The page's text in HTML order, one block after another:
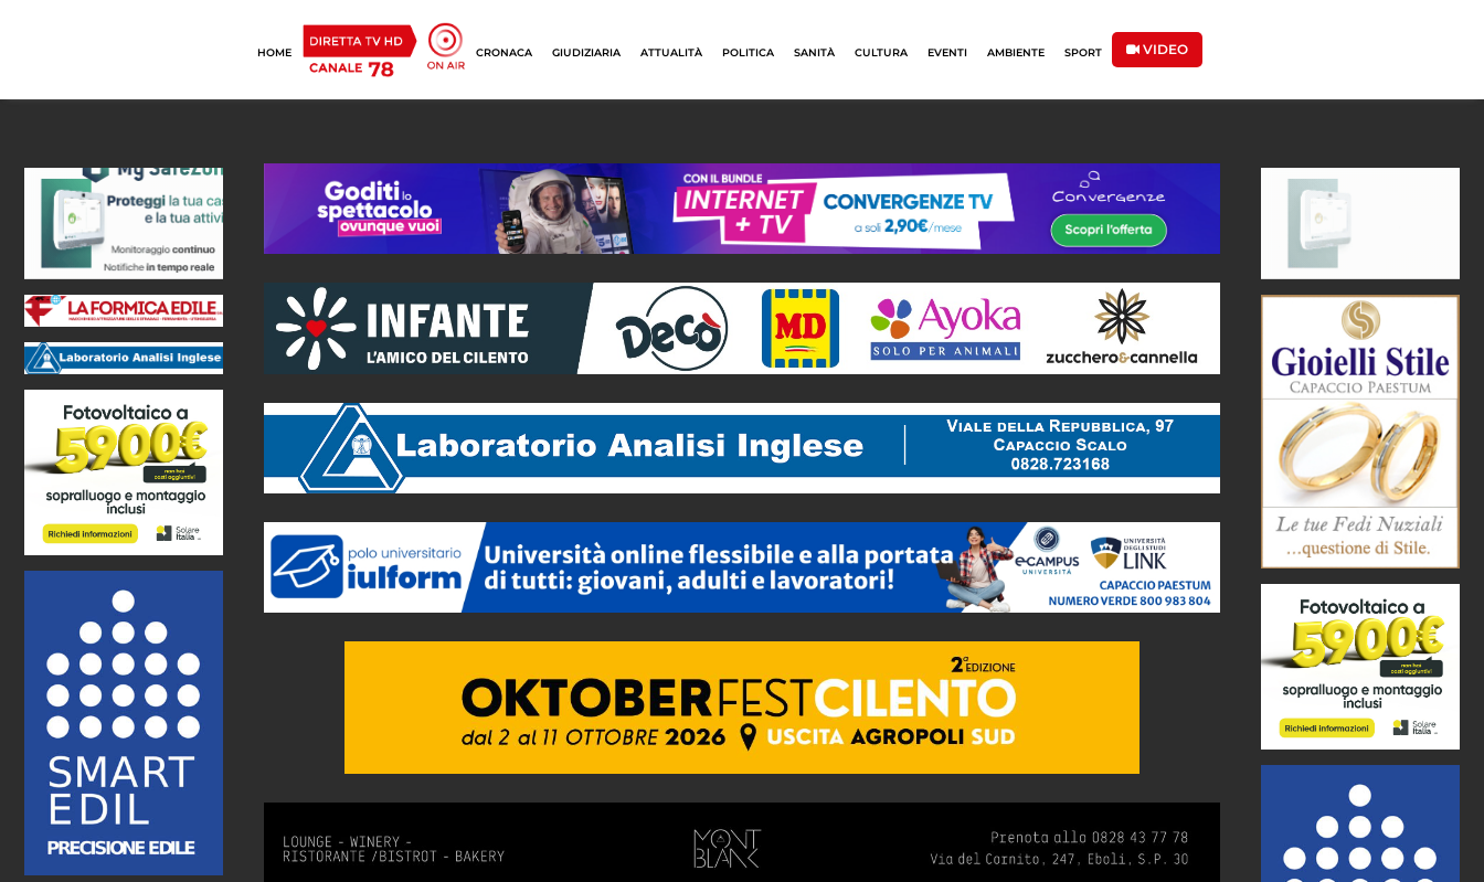
HOME CRONACA GIUDIZIARIA ATTUALITÀ POLITICA SANITÀ CULTURA EVENTI AMBIENTE SPORT VIDEO